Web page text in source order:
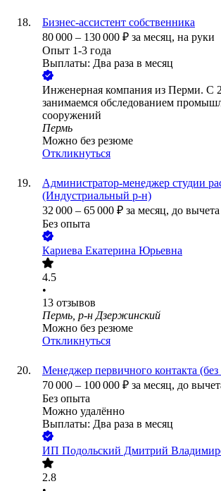
Бизнес-ассистент собственника
80 000 – 130 000 ₽ за месяц, на руки
Опыт 1-3 года
Выплаты: Два раза в месяц
Инженерная компания из Перми. С
занимаемся обследованием
сооружений
Пермь
Можно без резюме
Откликнуться
Администратор-менеджер студии
(Индустриальный р-н)
32 000 – 65 000 ₽ за месяц, до
Без опыта
Кариева Екатерина Юрьевна
4.5
•
13 отзывов
Пермь, р-н Дзержинский
Можно без резюме
Откликнуться
Менеджер первичного контакта
70 000 – 100 000 ₽ за месяц, до
Без опыта
Можно удалённо
Выплаты: Два раза в месяц
ИП Подольский Дмитрий
2.8